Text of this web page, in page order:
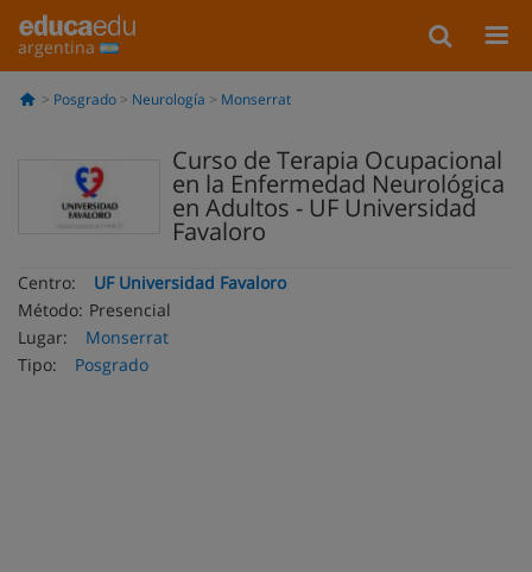
argentina
Posgrado Neurología Monserrat
Curso de Terapia Ocupacional
en la Enfermedad Neurológica
en Adultos - UF Universidad
Favaloro
Centro:
UF Universidad Favaloro
Método: Presencial
Lugar:
Monserrat
Tipo:
Posgrado